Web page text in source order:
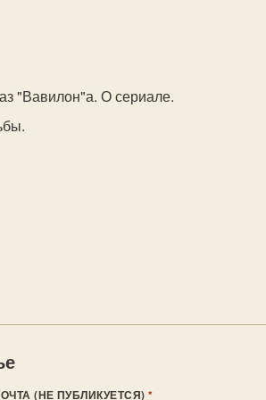
"Вавилон"а. О сериале.
(НЕ ПУБЛИКУЕТСЯ)*